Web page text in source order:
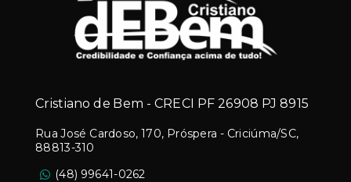
Cristiano de Bem - CRECI PF 26908 PJ 8915
Rua José Cardoso, 170, Próspera - Criciúma/SC,
88813-310
(48) 99641-0262